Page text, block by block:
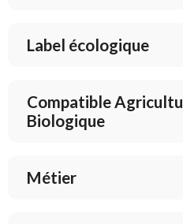
Label écologique
Compatible
Biologique
Métier